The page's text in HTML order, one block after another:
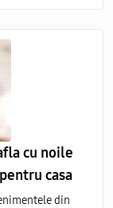
cu noile
casa
din